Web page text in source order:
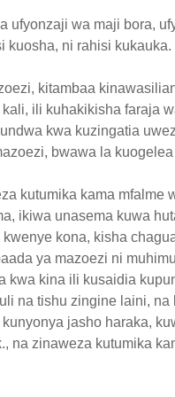
ufyonzaji wa maji bora,
ni rahisi
kitambaa
ili kuhakikisha faraja
kwa kuzingatia
bwawa la
kutumika kama mfalme
ikiwa unasema kuwa
kona, kisha
ya mazoezi ni
kwa kina ili kusaidia
na tishu zingine laini,
jasho haraka,
na zinaweza kutumika